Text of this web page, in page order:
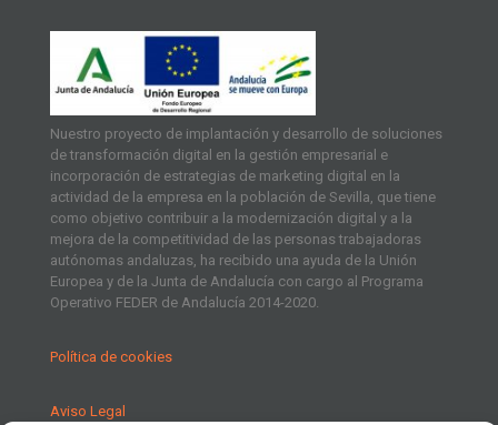
Nuestro proyecto de implantación y desarrollo de soluciones
de transformación digital en la gestión empresarial e
incorporación de estrategias de marketing digital en la
actividad de la empresa en la población de Sevilla, que tiene
como objetivo contribuir a la modernización digital y a la
mejora de la competitividad de las personas trabajadoras
autónomas andaluzas, ha recibido una ayuda de la Unión
Europea y de la Junta de Andalucía con cargo al Programa
Operativo FEDER de Andalucía 2014-2020.
Política de cookies
Aviso Legal